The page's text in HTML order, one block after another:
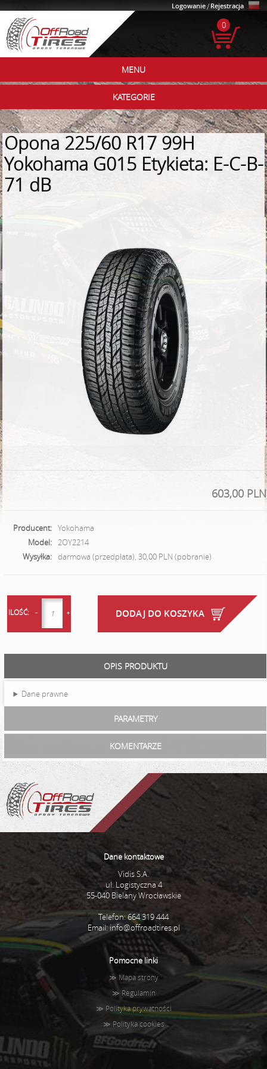
Logowanie/ Rejestracja
0
MENU
KATEGORIE
Opona 225/60 R17 99H
Yokohama G015 Etykieta: E-C-B-
71 dB
603,00 PLN
Producent: Yokohama
Model: 2OY2214
Wysyłka: darmowa (przedpłata), 30,00 PLN (pobranie)
DODAJ DO KOSZYKA
ILOŚĆ:
OPIS PRODUKTU
Dane prawne
PARAMETRY
KOMENTARZE
Dane kontaktowe
Vidis S.A.
ul. Logistyczna 4
55-040 Bielany Wrocławskie
Telefon: 664 319 444
Email:info@offroadtires.pl
Pomocne linki
≫ Mapa strony
≫ Regulamin
≫ Polityka prywatności
≫ Polityka cookies